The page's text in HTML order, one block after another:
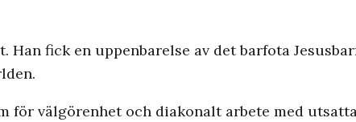
fick en uppenbarelse av det barfota
för välgörenhet och diakonalt arbete med